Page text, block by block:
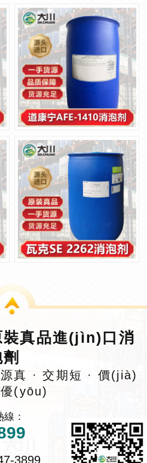
裝真品進(jìn)口消
真 · 交期短 · 價(jià)
(yōu)
：
3899